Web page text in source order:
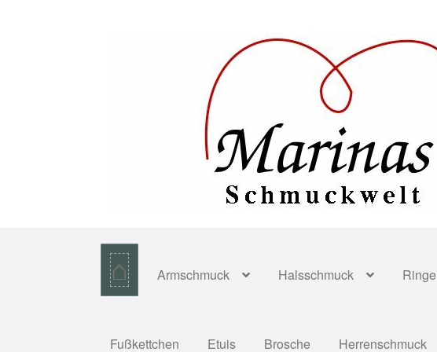
⌂ Armschmuck Halsschmuck Ringe
Fußkettchen Etuis Brosche Herrenschmuck